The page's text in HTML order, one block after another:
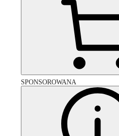
SPONSOROWANA